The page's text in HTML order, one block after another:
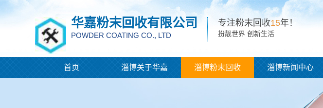
华嘉粉末回收有限公司
POWDER COATING CO., LTD
专注粉末回收15年！
扮靓世界 创新生活
首页 淄博关于华嘉 淄博粉末回收 淄博新闻中心